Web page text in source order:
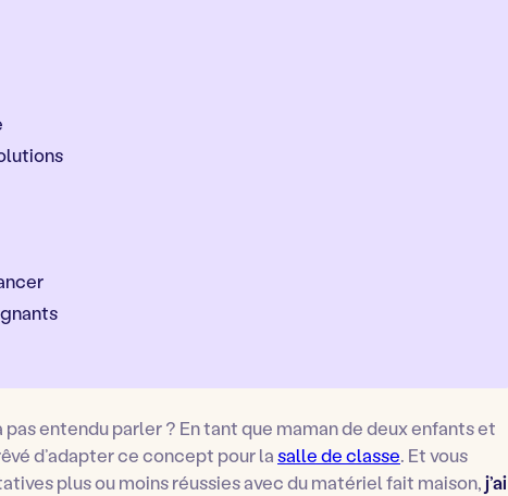
pas entendu parler ? En tant que maman de deux enfants et
d’adapter ce concept pour lasalle de classe. Et vous
plus ou moins réussies avec du matériel fait maison,j’ai